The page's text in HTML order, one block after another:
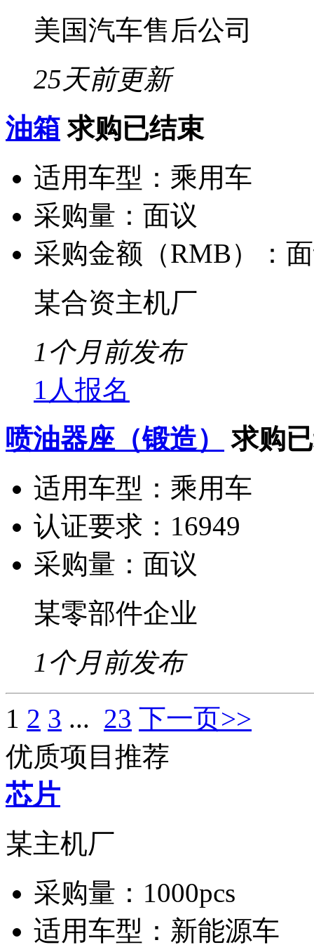
美国汽车售后公司
25天前更新
油箱 求购已结束
适用车型： 乘用车
采购量： 面议
采购金额（RMB）：
某合资主机厂
1个月前发布
1人报名
喷油器座（锻造）
求购
适用车型： 乘用车
认证要求： 16949
采购量： 面议
某零部件企业
1个月前发布
1 2 3 ... 23 下一页>>
优质项目推荐
芯片
某主机厂
采购量： 1000pcs
适用车型： 新能源车